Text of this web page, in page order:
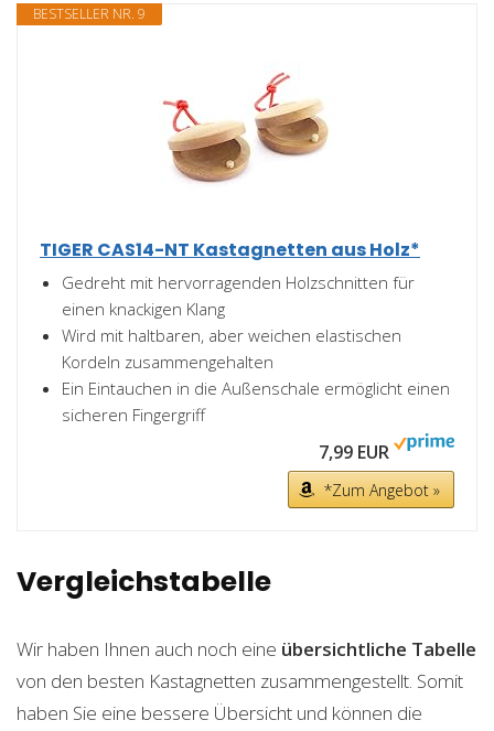
BESTSELLER NR. 9
TIGER CAS14-NT Kastagnetten aus Holz*
Gedreht mit hervorragenden Holzschnitten für
einen knackigen Klang
Wird mit haltbaren, aber weichen elastischen
Kordeln zusammengehalten
Ein Eintauchen in die Außenschale ermöglicht einen
sicheren Fingergriff
7,99 EUR
*Zum Angebot »
Vergleichstabelle
Wir haben Ihnen auch noch eine übersichtliche Tabelle
von den besten Kastagnetten zusammengestellt. Somit
haben Sie eine bessere Übersicht und können die